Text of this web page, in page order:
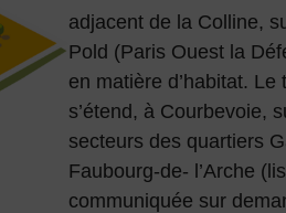
adjacent de la Colline,
Pold (Paris Ouest la
en matière d’habitat. Le
s’étend, à Courbevoie,
secteurs des quartiers
Faubourg-de- l’Arche
communiquée sur